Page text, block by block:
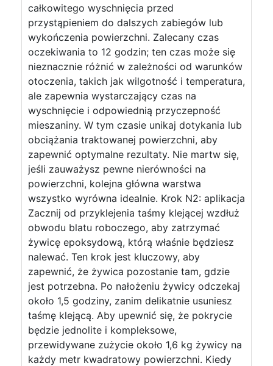
całkowitego wyschnięcia przed
przystąpieniem do dalszych zabiegów lub
wykończenia powierzchni. Zalecany czas
oczekiwania to 12 godzin; ten czas może się
nieznacznie różnić w zależności od warunków
otoczenia, takich jak wilgotność i temperatura,
ale zapewnia wystarczający czas na
wyschnięcie i odpowiednią przyczepność
mieszaniny. W tym czasie unikaj dotykania lub
obciążania traktowanej powierzchni, aby
zapewnić optymalne rezultaty. Nie martw się,
jeśli zauważysz pewne nierówności na
powierzchni, kolejna główna warstwa
wszystko wyrówna idealnie. Krok N2: aplikacja
Zacznij od przyklejenia taśmy klejącej wzdłuż
obwodu blatu roboczego, aby zatrzymać
żywicę epoksydową, którą właśnie będziesz
nalewać. Ten krok jest kluczowy, aby
zapewnić, że żywica pozostanie tam, gdzie
jest potrzebna. Po nałożeniu żywicy odczekaj
około 1,5 godziny, zanim delikatnie usuniesz
taśmę klejącą. Aby upewnić się, że pokrycie
będzie jednolite i kompleksowe,
przewidywane zużycie około 1,6 kg żywicy na
każdy metr kwadratowy powierzchni. Kiedy